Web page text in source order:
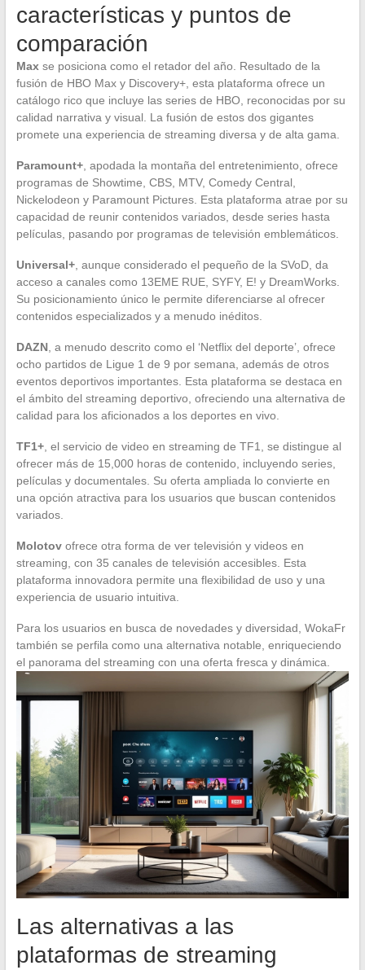
características y puntos de
comparación
Maxse posiciona como el retador del año. Resultado de la
fusión de HBO Max y Discovery+, esta plataforma ofrece un
catálogo rico que incluye las series de HBO, reconocidas por su
calidad narrativa y visual. La fusión de estos dos gigantes
promete una experiencia de streaming diversa y de alta gama.
Paramount+, apodada la montaña del entretenimiento, ofrece
programas de Showtime, CBS, MTV, Comedy Central,
Nickelodeon y Paramount Pictures. Esta plataforma atrae por su
capacidad de reunir contenidos variados, desde series hasta
películas, pasando por programas de televisión emblemáticos.
Universal+, aunque considerado el pequeño de la SVoD, da
acceso a canales como 13EME RUE, SYFY, E! y DreamWorks.
Su posicionamiento único le permite diferenciarse al ofrecer
contenidos especializados y a menudo inéditos.
DAZN, a menudo descrito como el ‘Netflix del deporte’, ofrece
ocho partidos de Ligue 1 de 9 por semana, además de otros
eventos deportivos importantes. Esta plataforma se destaca en
el ámbito del streaming deportivo, ofreciendo una alternativa de
calidad para los aficionados a los deportes en vivo.
TF1+, el servicio de video en streaming de TF1, se distingue al
ofrecer más de 15,000 horas de contenido, incluyendo series,
películas y documentales. Su oferta ampliada lo convierte en
una opción atractiva para los usuarios que buscan contenidos
variados.
Molotovofrece otra forma de ver televisión y videos en
streaming, con 35 canales de televisión accesibles. Esta
plataforma innovadora permite una flexibilidad de uso y una
experiencia de usuario intuitiva.
Para los usuarios en busca de novedades y diversidad, WokaFr
también se perfila como una alternativa notable, enriqueciendo
el panorama del streaming con una oferta fresca y dinámica.
Las alternativas a las
plataformas de streaming